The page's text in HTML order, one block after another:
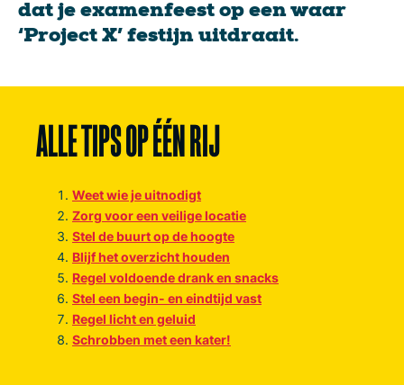
dat je examenfeest op een waar
‘Project X’ festijn uitdraait.
ALLE TIPS OP ÉÉN RIJ
Weet wie je uitnodigt
Zorg voor een veilige locatie
Stel de buurt op de hoogte
Blijf het overzicht houden
Regel voldoende drank en snacks
Stel een begin- en eindtijd vast
Regel licht en geluid
Schrobben met een kater!